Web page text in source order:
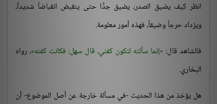
انظر كيف يضيق الصدر، يضيق جدًّا حتى ينقبض انقباضاً شديداً،
ويزداد حرجاً وضيقاً، فهذه أمور معلومة.
فالشاهد قال: إنما سألته لتكون كفني، قال سهل: فكانت كفنه ، رواه
البخاري.
هل يؤخذ من هذا الحديث -في مسألة خارجة عن أصل الموضوع- أن